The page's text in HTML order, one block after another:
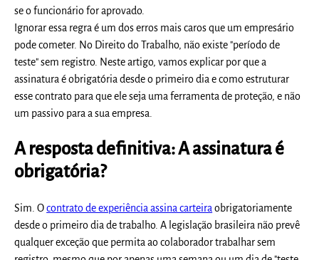
se o funcionário for aprovado.
Ignorar essa regra é um dos erros mais caros que um empresário
pode cometer. No Direito do Trabalho, não existe "período de
teste" sem registro. Neste artigo, vamos explicar por que a
assinatura é obrigatória desde o primeiro dia e como estruturar
esse contrato para que ele seja uma ferramenta de proteção, e não
um passivo para a sua empresa.
A resposta definitiva: A assinatura é
obrigatória?
Sim. Ocontrato de experiência assina carteira obrigatoriamente
desde o primeiro dia de trabalho. A legislação brasileira não prevê
qualquer exceção que permita ao colaborador trabalhar sem